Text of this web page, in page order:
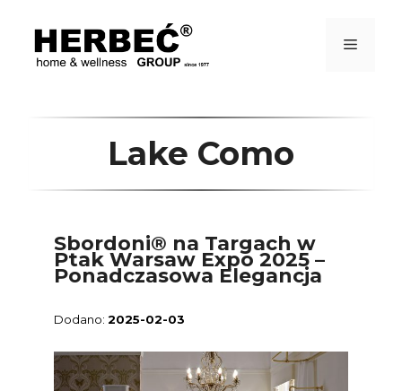
Menu
Lake Como
Sbordoni® na Targach w
Ptak Warsaw Expo 2025 –
Ponadczasowa Elegancja
2025-02-03